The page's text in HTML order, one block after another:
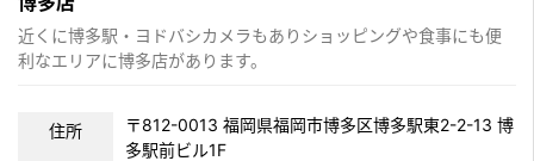
近くに博多駅・ヨドバシカメラもありショッピングや食事にも便
利なエリアに博多店があります。
住所
〒812-0013 福岡県福岡市博多区博多駅東2-2-13 博
多駅前ビル1F